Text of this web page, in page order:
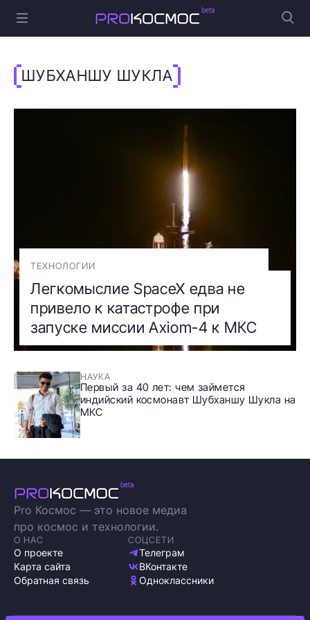
ШУБХАНШУ ШУКЛА
ТЕХНОЛОГИИ
Легкомыслие SpaceX едва не
привело к катастрофе при
запуске миссии Axiom-4 к МКС
НАУКА
Первый за 40 лет: чем займется
индийский космонавт Шубханшу Шукла на
МКС
Pro Космос — это новое медиа
про космос и технологии.
О НАС
О проекте
Карта сайта
Обратная связь
СОЦСЕТИ
Телеграм
ВКонтакте
Одноклассники